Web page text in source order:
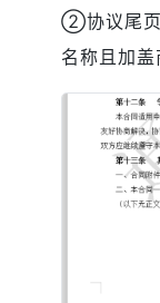
②协议尾页
名称且加